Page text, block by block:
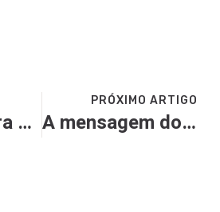
Pregando para pecadores como nós – O Foco da Condição Decaída (FCD)
PRÓXIMO ARTIGO
A mensagem do pregador